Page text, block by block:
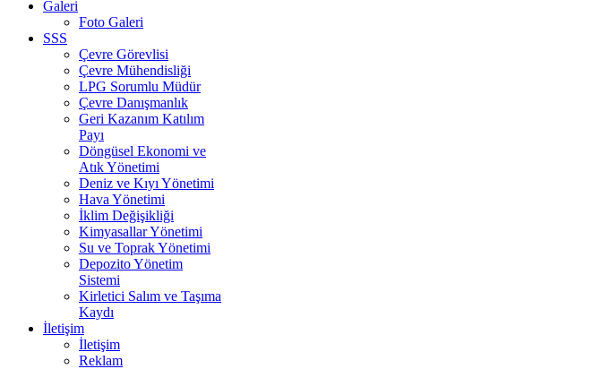
Galeri
Foto Galeri
SSS
Çevre Görevlisi
Çevre Mühendisliği
LPG Sorumlu Müdür
Çevre Danışmanlık
Geri Kazanım Katılım
Payı
Döngüsel Ekonomi ve
Atık Yönetimi
Deniz ve Kıyı Yönetimi
Hava Yönetimi
İklim Değişikliği
Kimyasallar Yönetimi
Su ve Toprak Yönetimi
Depozito Yönetim
Sistemi
Kirletici Salım ve Taşıma
Kaydı
İletişim
İletişim
Reklam